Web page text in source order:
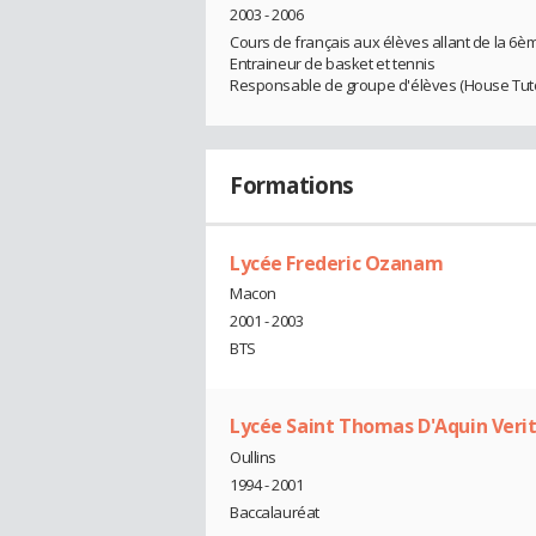
2003 - 2006
Cours de français aux élèves allant de la
Entraineur de basket et tennis
Responsable de groupe d'élèves (House
Formations
Lycée Frederic Ozanam
Macon
2001 - 2003
BTS
Lycée Saint Thomas D'Aquin
Oullins
1994 - 2001
Baccalauréat